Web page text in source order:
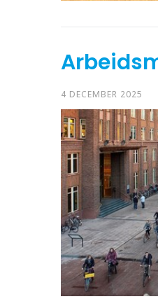
4 DECEMBER 2025